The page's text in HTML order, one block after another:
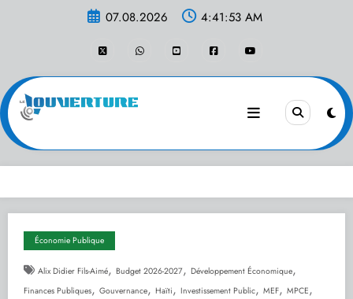
07.08.2026 4:41:53 AM
Économie Publique
Alix Didier Fils-Aimé, Budget 2026-2027 , Développement Économique,
Finances Publiques, Gouvernance, Haïti , Investissement Public, MEF, MPCE ,